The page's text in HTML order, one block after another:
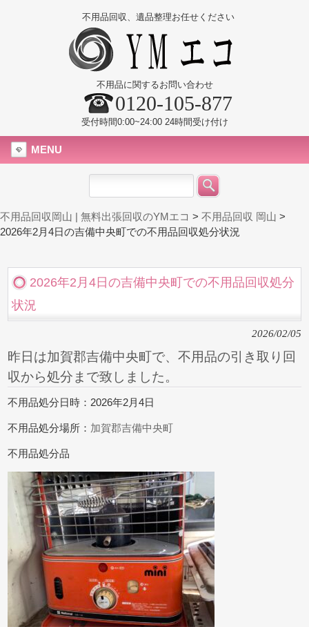
不用品回収、遺品整理お任せください
不用品に関するお問い合わせ
0120-105-877
受付時間0:00~24:00 24時間受け付け
MENU
不用品回収岡山 | 無料出張回収のYMエコ > 不用品回収 岡山 >
2026年2月4日の吉備中央町での不用品回収処分状況
2026年2月4日の吉備中央町での不用品回収処分
状況
2026/02/05
昨日は加賀郡吉備中央町で、不用品の引き取り回
収から処分まで致しました。
不用品処分日時：2026年2月4日
不用品処分場所： 加賀郡吉備中央町
不用品処分品